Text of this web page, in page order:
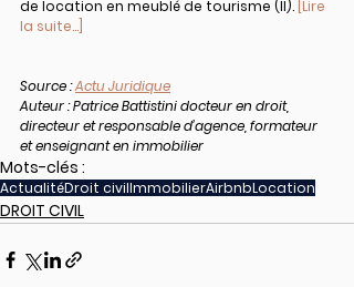
de location en meublé de tourisme (II). [Lire
la suite...]
Source : Actu Juridique
Auteur : Patrice Battistini docteur en droit,
directeur et responsable d’agence, formateur
et enseignant en immobilier
Mots-clés :
ActualitéDroit civilImmobilierAirbnbLocation
DROIT CIVIL